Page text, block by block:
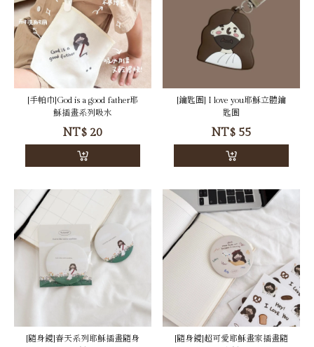
[手帕巾]God is a good father耶
穌插畫系列吸水
NT$ 20
[鑰匙圈] I love you耶穌立體鑰
匙圈
NT$ 55
[隨身鏡]春天系列耶穌插畫隨身
[隨身鏡]超可愛耶穌畫家插畫隨